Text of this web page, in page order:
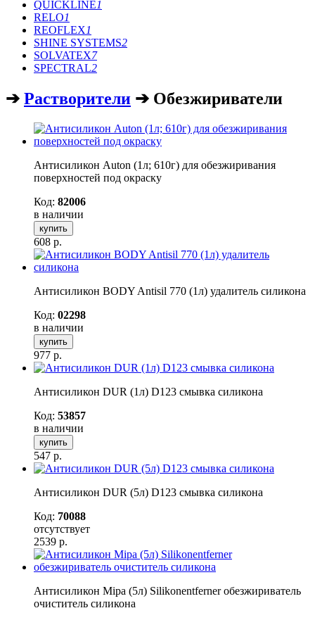
QUICKLINE1
RELO1
REOFLEX1
SHINE SYSTEMS2
SOLVATEX7
SPECTRAL2
➔ Растворители ➔ Обезжириватели
Антисиликон Auton (1л; 610г) для обезжиривания
поверхностей под окраску
Код: 82006
в наличии
купить
608 р.
Антисиликон BODY Antisil 770 (1л) удалитель силикона
Код: 02298
в наличии
купить
977 р.
Антисиликон DUR (1л) D123 смывка силикона
Код: 53857
в наличии
купить
547 р.
Антисиликон DUR (5л) D123 смывка силикона
Код: 70088
отсутствует
2539 р.
Антисиликон Mipa (5л) Silikonentferner обезжириватель
очиститель силикона